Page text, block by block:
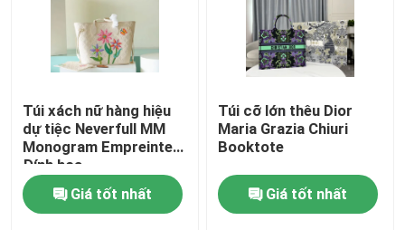
Túi xách nữ hàng hiệu
dự tiệc Neverfull MM
Monogram Empreinte
Đính hoa
Giá tốt nhất
Túi cỡ lớn thêu Dior
Maria Grazia Chiuri
Booktote
Giá tốt nhất